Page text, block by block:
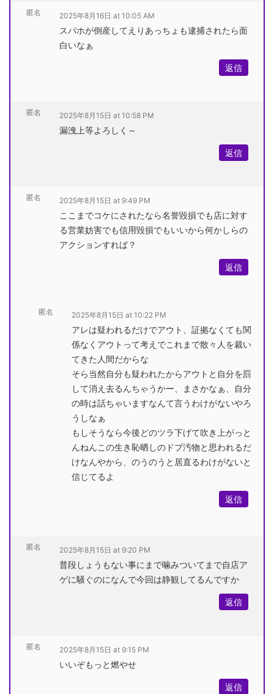
匿名 2025年8月16日 at 10:05 AM
スパホが倒産してえりあっちょも逮捕されたら面
白いなぁ
返信
匿名 2025年8月15日 at 10:58 PM
漏洩上等よろしく～
返信
匿名 2025年8月15日 at 9:49 PM
ここまでコケにされたなら名誉毀損でも店に対す
る営業妨害でも信用毀損でもいいから何かしらの
アクションすれば？
返信
匿名 2025年8月15日 at 10:22 PM
アレは疑われるだけでアウト、証拠なくても関
係なくアウトって考えでこれまで散々人を裁い
てきた人間だからな
そら当然自分も疑われたからアウトと自分を罰
して消え去るんちゃうかー、まさかなぁ、自分
の時は話ちゃいますなんて言うわけがないやろ
うしなぁ
もしそうなら今後どのツラ下げて吹き上がっと
んねんこの生き恥晒しのドブ汚物と思われるだ
けなんやから、のうのうと居直るわけがないと
信じてるよ
返信
匿名 2025年8月15日 at 9:20 PM
普段しょうもない事にまで噛みついてまで自店ア
ゲに騒ぐのになんで今回は静観してるんですか
返信
匿名 2025年8月15日 at 9:15 PM
いいぞもっと燃やせ
返信